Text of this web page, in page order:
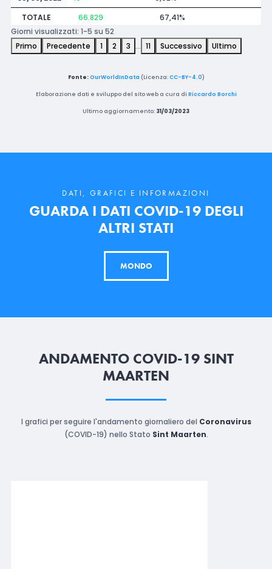
TOTALE
66.829
67,41%
Giorni visualizzati: 1-5 su 52
Primo
Precedente 1 2 3 … 11 Successivo Ultimo
Fonte: OurWorldInData (Licenza:CC-BY-4.0)
Elaborazione dati e sviluppo del sito web a cura di Riccardo Borchi
Ultimo aggiornamento: 31/03/2023
DATI, GRAFICI E INFORMAZIONI
GUARDA I DATI COVID-19 DEGLI
ALTRI STATI
MONDO
ANDAMENTO COVID-19 SINT
MAARTEN
I grafici per seguire l'andamento giornaliero del Coronavirus
(COVID-19) nello Stato Sint Maarten.